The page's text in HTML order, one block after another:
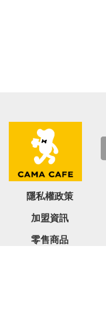
隱私權政策
加盟資訊
零售商品